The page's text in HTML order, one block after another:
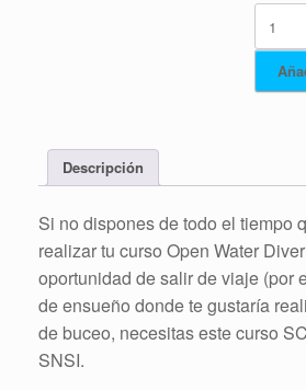
Scuba
Diver
cantidad
Descripción
Si no dispones de todo el tiempo
realizar tu curso Open Water
oportunidad de salir de viaje (por
de ensueño donde te gustaría
de buceo, necesitas este curso
SNSI.